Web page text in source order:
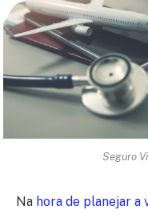
Seguro
Na hora de planejar a